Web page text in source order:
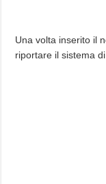
Una volta inserito il
riportare il sistema